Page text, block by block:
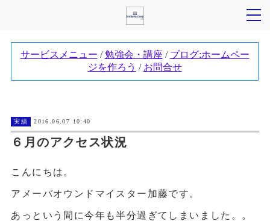
実績 2016.06.07 10:40
６月のアクセス状況
こんにちは。
アメーバオウンドマイスター加藤です。
あっという間に今年も半分過ぎてしまいました。。